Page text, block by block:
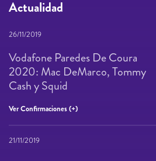
Actualidad
26/11/2019
Vodafone Paredes De Coura
2020: Mac DeMarco, Tommy
Cash y Squid
Ver Confirmaciones (+)
21/11/2019